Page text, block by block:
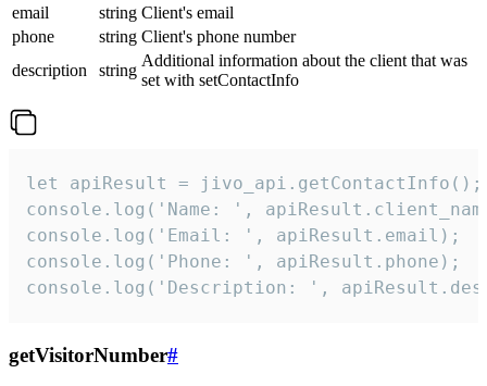
email
string Client's email
phone
string Client's phone number
description
string
Additional information about the client that was
set with setContactInfo
let apiResult = jivo_api.getContactInfo();
console.log('Name: ',
console.log('Email: ', apiResult.email);
console.log('Phone: ', apiResult.phone);
console.log('Description: ',
getVisitorNumber#